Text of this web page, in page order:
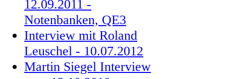
12.09.2011 -
Notenbanken, QE3
Interview mit Roland
Leuschel - 10.07.2012
Martin Siegel Interview